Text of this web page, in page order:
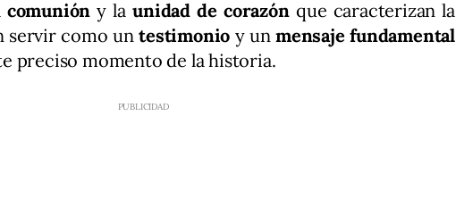
comunión y launidad de corazónque caracterizan la
servir como untestimonio y unmensaje fundamental
preciso momento de la historia.